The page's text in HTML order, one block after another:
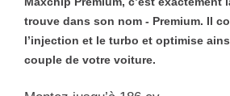
trouve dans son nom - Premium. Il
l’injection et le turbo et optimise
couple de votre voiture.